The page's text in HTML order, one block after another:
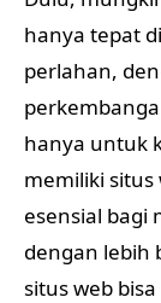
hanya tepat
perlahan,
hanya untuk
memiliki
esensial bagi
dengan lebih
situs web